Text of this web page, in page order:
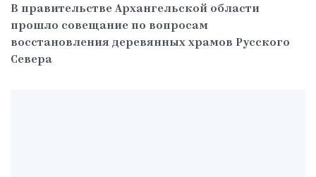
В правительстве Архангельской области
прошло совещание по вопросам
восстановления деревянных храмов Русского
Севера